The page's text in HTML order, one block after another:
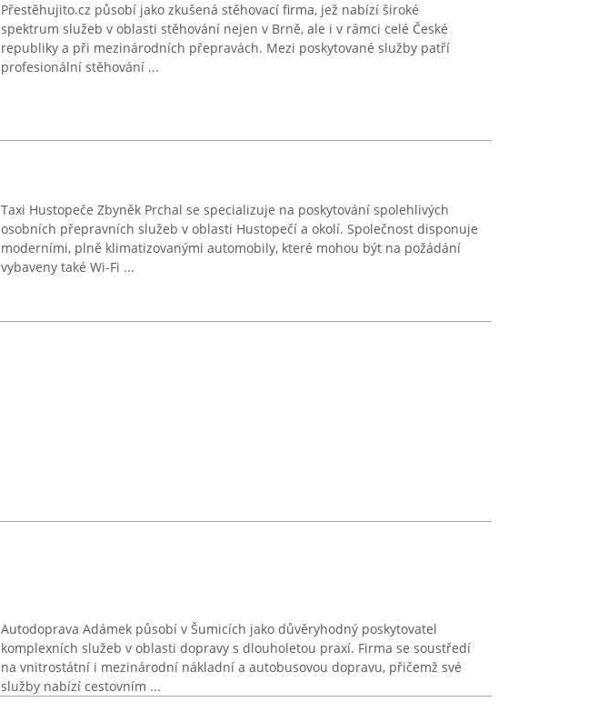
Přestěhujito.cz působí jako zkušená stěhovací firma, jež nabízí široké
spektrum služeb v oblasti stěhování nejen v Brně, ale i v rámci celé České
republiky a při mezinárodních přepravách. Mezi poskytované služby patří
profesionální stěhování ...
Taxi Hustopeče Zbyněk Prchal se specializuje na poskytování spolehlivých
osobních přepravních služeb v oblasti Hustopečí a okolí. Společnost disponuje
moderními, plně klimatizovanými automobily, které mohou být na požádání
vybaveny také Wi-Fi ...
Autodoprava Adámek působí v Šumicích jako důvěryhodný poskytovatel
komplexních služeb v oblasti dopravy s dlouholetou praxí. Firma se soustředí
na vnitrostátní i mezinárodní nákladní a autobusovou dopravu, přičemž své
služby nabízí cestovním ...